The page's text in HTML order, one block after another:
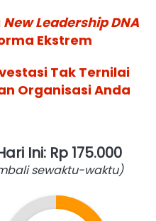
New Leadership DNA
Ekstrem
Organisasi Anda
Ini: Rp 175.000
sewaktu-waktu)